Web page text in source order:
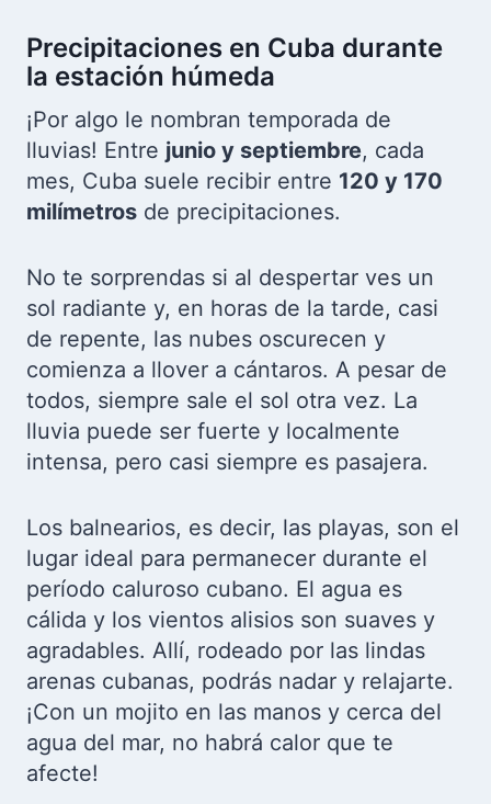
Precipitaciones en Cuba durante
la estación húmeda
¡Por algo le nombran temporada de
lluvias! Entre junio y septiembre, cada
mes, Cuba suele recibir entre 120 y 170
milímetros de precipitaciones.
No te sorprendas si al despertar ves un
sol radiante y, en horas de la tarde, casi
de repente, las nubes oscurecen y
comienza a llover a cántaros. A pesar de
todos, siempre sale el sol otra vez. La
lluvia puede ser fuerte y localmente
intensa, pero casi siempre es pasajera.
Los balnearios, es decir, las playas, son el
lugar ideal para permanecer durante el
período caluroso cubano. El agua es
cálida y los vientos alisios son suaves y
agradables. Allí, rodeado por las lindas
arenas cubanas, podrás nadar y relajarte.
¡Con un mojito en las manos y cerca del
agua del mar, no habrá calor que te
afecte!